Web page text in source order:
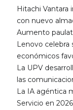
Hitachi Vantara
con nuevo
Aumento
Lenovo celebra
económicos
La UPV
las
La IA agéntica
Servicio en 2026